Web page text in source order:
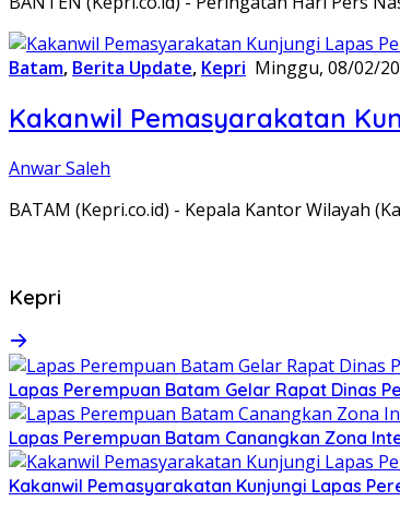
Batam, Berita Update, Kepri Minggu, 08/02/
Kakanwil Pemasyarakatan
Anwar Saleh
BATAM (Kepri.co.id) - Kepala Kantor Wilayah
Kepri
Lapas Perempuan Batam Gelar Rapat Dinas
Lapas Perempuan Batam Canangkan Zona
Kakanwil Pemasyarakatan Kunjungi Lapas